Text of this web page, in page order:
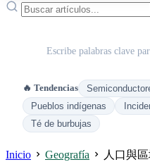
Escribe palabras clave
🔥 Tendencias
Pueblos indígenas
Té de burbujas
Inicio Geografía 人口與